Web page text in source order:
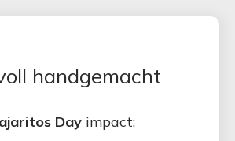
handgemacht
Day impact: